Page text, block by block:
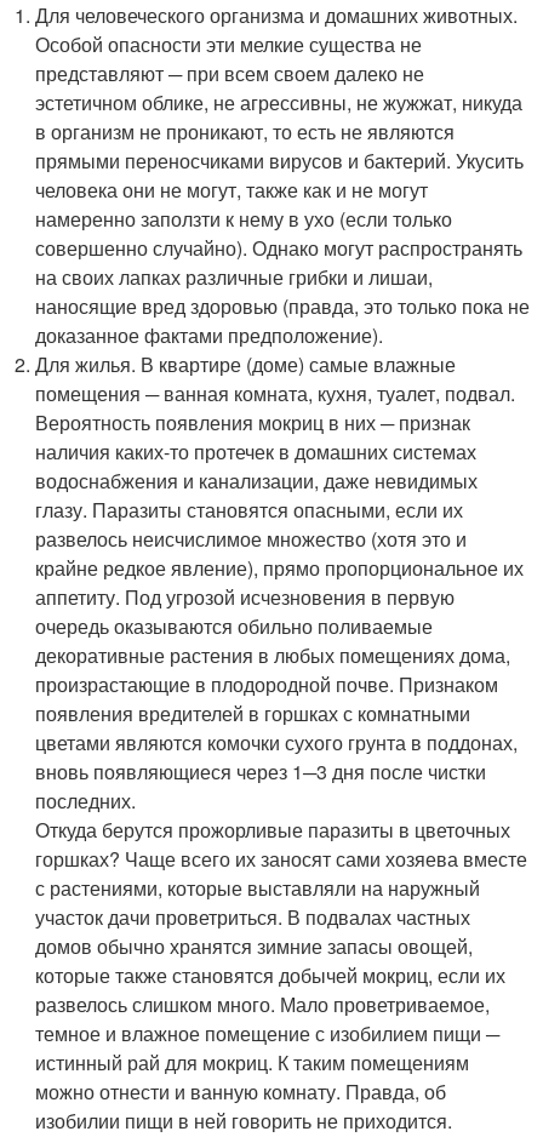
Для человеческого организма и домашних животных.
Особой опасности эти мелкие существа не
представляют ─ при всем своем далеко не
эстетичном облике, не агрессивны, не жужжат, никуда
в организм не проникают, то есть не являются
прямыми переносчиками вирусов и бактерий. Укусить
человека они не могут, также как и не могут
намеренно заползти к нему в ухо (если только
совершенно случайно). Однако могут распространять
на своих лапках различные грибки и лишаи,
наносящие вред здоровью (правда, это только пока не
доказанное фактами предположение).
Для жилья. В квартире (доме) самые влажные
помещения ─ ванная комната, кухня, туалет, подвал.
Вероятность появления мокриц в них ─ признак
наличия каких-то протечек в домашних системах
водоснабжения и канализации, даже невидимых
глазу. Паразиты становятся опасными, если их
развелось неисчислимое множество (хотя это и
крайне редкое явление), прямо пропорциональное их
аппетиту. Под угрозой исчезновения в первую
очередь оказываются обильно поливаемые
декоративные растения в любых помещениях дома,
произрастающие в плодородной почве. Признаком
появления вредителей в горшках с комнатными
цветами являются комочки сухого грунта в поддонах,
вновь появляющиеся через 1─3 дня после чистки
последних.
Откуда берутся прожорливые паразиты в цветочных
горшках? Чаще всего их заносят сами хозяева вместе
с растениями, которые выставляли на наружный
участок дачи проветриться. В подвалах частных
домов обычно хранятся зимние запасы овощей,
которые также становятся добычей мокриц, если их
развелось слишком много. Мало проветриваемое,
темное и влажное помещение с изобилием пищи ─
истинный рай для мокриц. К таким помещениям
можно отнести и ванную комнату. Правда, об
изобилии пищи в ней говорить не приходится.